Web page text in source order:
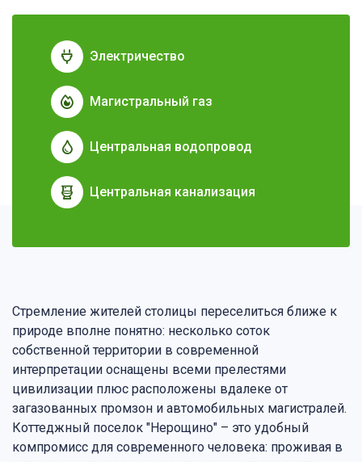
Электричество
Магистральный газ
Центральная водопровод
Центральная канализация
Стремление жителей столицы переселиться ближе к
природе вполне понятно: несколько соток
собственной территории в современной
интерпретации оснащены всеми прелестями
цивилизации плюс расположены вдалеке от
загазованных промзон и автомобильных магистралей.
Коттеджный поселок "Нерощино" – это удобный
компромисс для современного человека: проживая в